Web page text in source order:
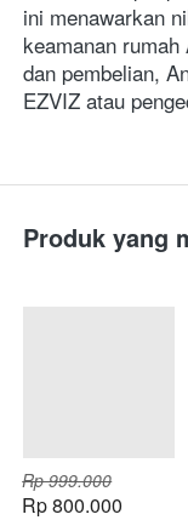
ini menawarkan
keamanan
dan pembelian,
EZVIZ atau
Produk yang
Rp 999.000
Rp 800.000